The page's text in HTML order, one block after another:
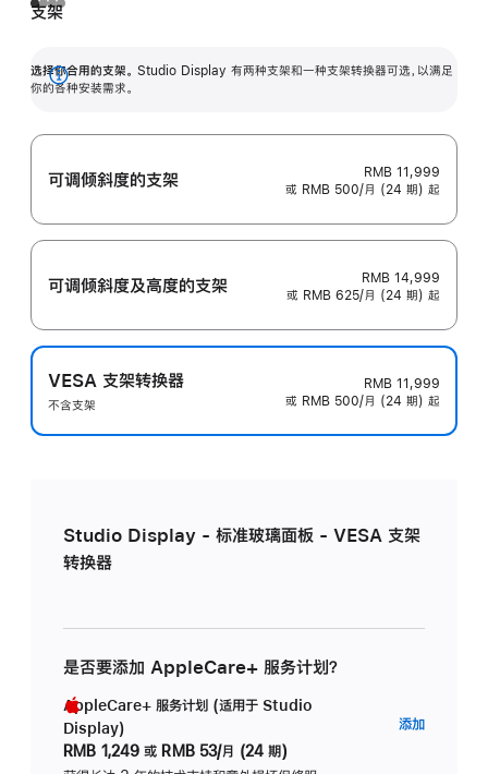
支架
选择你合用的支架。 Studio Display 有两种支架和一种支架转换器可选，以满足
你的各种安装需求。
展
可调倾斜度的支架
RMB 11,999
或 RMB 500/月 (24 期) 起
可调倾斜度及高‍度的支‍架
RMB 14,999
或 RMB 625/月 (24 期) 起
VESA 支架转换器
不含支架
RMB 11,999
或 RMB 500/月 (24 期) 起
Studio Display - 标准玻璃面板 - VESA 支架
转换器
是否要添加 AppleCare+ 服务计划？
AppleCare+ 服务计划 (适用于 Studio
Display)
RMB 1,249 或 RMB 53/月 (24 期)
添加